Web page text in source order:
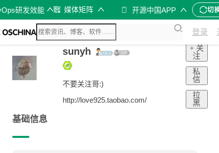
研发效能 媒体矩阵 开源中国APP 切
登录
sunyh
不要关注哥:)
http://love925.taobao.com/
+ 关
注
私
信
拉
黑
基础信息